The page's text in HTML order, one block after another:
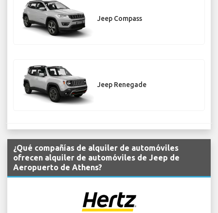
Jeep Compass
Jeep Renegade
¿Qué compañías de alquiler de automóviles
ofrecen alquiler de automóviles de Jeep de
Aeropuerto de Athens?